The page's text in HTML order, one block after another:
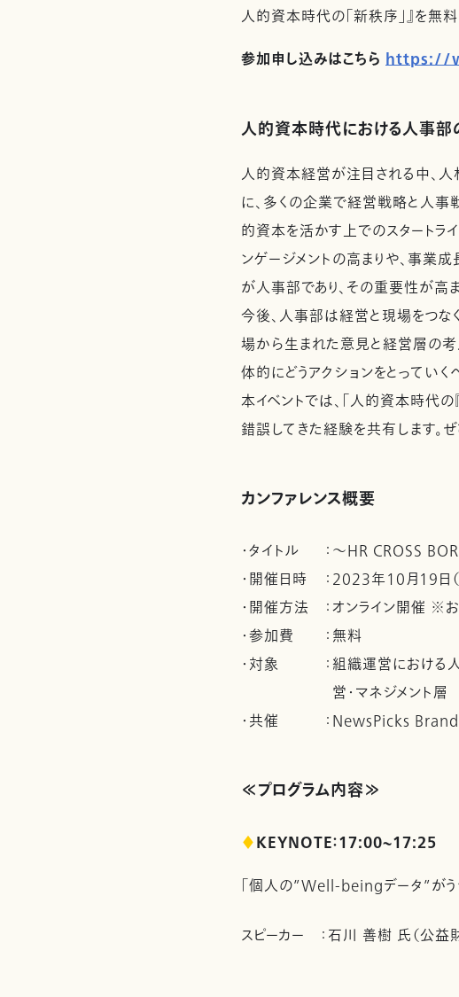
人的資本時代の「新秩序」』を無料
参加申し込みはこちら https://
人的資本時代における人事部
人的資本経営が注目される中、
に、多くの企業で経営戦略と人事
的資本を活かす上でのスタートラ
ンゲージメントの高まりや、事業
が人事部であり、その重要性が高
今後、人事部は経営と現場をつな
場から生まれた意見と経営層の考
体的にどうアクションをとっていく
本イベントでは、「人的資本時代
錯誤してきた経験を共有します。
カンファレンス概要
・タイトル ： ～HR CROSS
・開催日時
： 2023年10月19日
・開催方法 ：オンライン開催 ※
・参加費
： 無料
・対象
：組織運営における
営・マネジメント層
・共催
： NewsPicks Brand
≪プログラム内容≫
♦KEYNOTE：17:00~17:25
「個人の”Well-beingデータ”が
スピーカー ： 石川 善樹 氏（公